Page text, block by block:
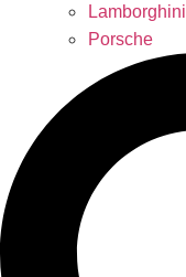
Lamborghini
Porsche